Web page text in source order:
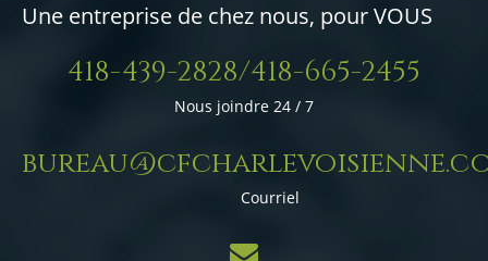
Une entreprise de chez nous, pour VOUS
418-439-2828/418-665-2455
Nous joindre 24 / 7
Courriel